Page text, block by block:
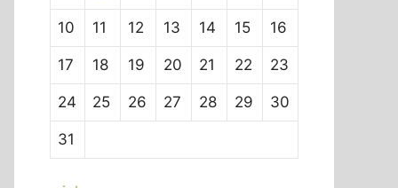
10 11 12 13 14 15 16
17 18 19 20 21 22 23
24 25 26 27 28 29 30
31